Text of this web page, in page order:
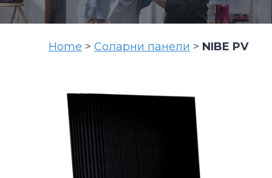
Home > Соларни панели > NIBE PV